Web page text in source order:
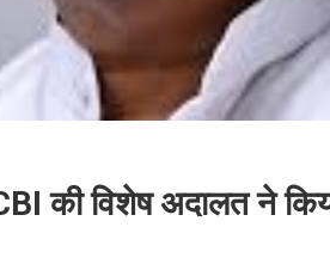
की विशेष अदालत ने